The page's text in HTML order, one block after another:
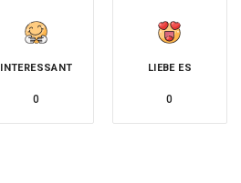
INTERESSANT
0
LIEBE ES
0